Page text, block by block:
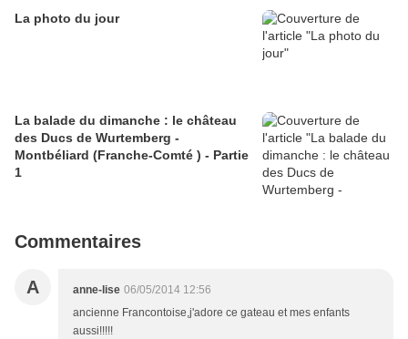
La photo du jour
La balade du dimanche : le château
des Ducs de Wurtemberg -
Montbéliard (Franche-Comté ) - Partie
1
Commentaires
A anne-lise 06/05/2014 12:56
ancienne Francontoise,j'adore ce gateau et mes enfants
aussi!!!!!